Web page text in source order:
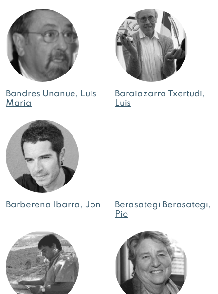
Bandres Unanue, Luis
Maria
Baraiazarra Txertudi,
Luis
Barberena Ibarra, Jon
Berasategi Berasategi,
Pio